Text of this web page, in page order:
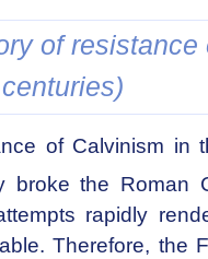
of
centuries)
of Calvinism in
broke the Roman
rapidly
Therefore, the